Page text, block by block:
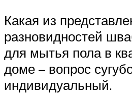
Какая из
разновидностей
для мытья пола в
доме – вопрос
индивидуальный.